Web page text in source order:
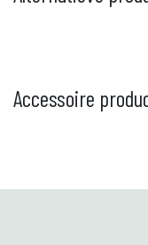
Accessoire